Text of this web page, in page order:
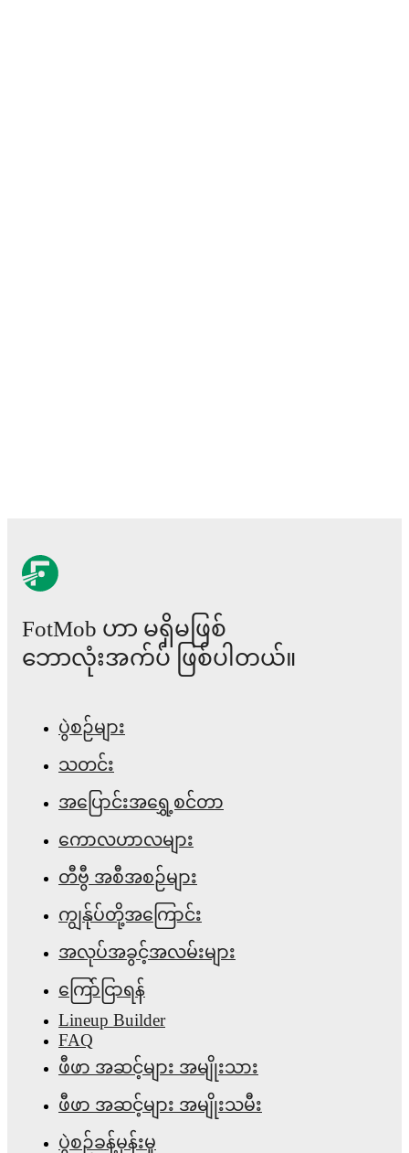
FotMob ဟာ မရှိမဖြစ်
ဘောလုံးအက်ပ် ဖြစ်ပါတယ်။
ပွဲစဉ်များ
သတင်း
အပြောင်းအရွှေ့စင်တာ
ကောလဟာလများ
တီဗွီ အစီအစဉ်များ
ကျွန်ုပ်တို့အကြောင်း
အလုပ်အခွင့်အလမ်းများ
ကြော်ငြာရန်
Lineup Builder
FAQ
ဖီဖာ အဆင့်များ အမျိုးသား
ဖီဖာ အဆင့်များ အမျိုးသမီး
ပွဲစဉ်ခန့်မှန်းမှု